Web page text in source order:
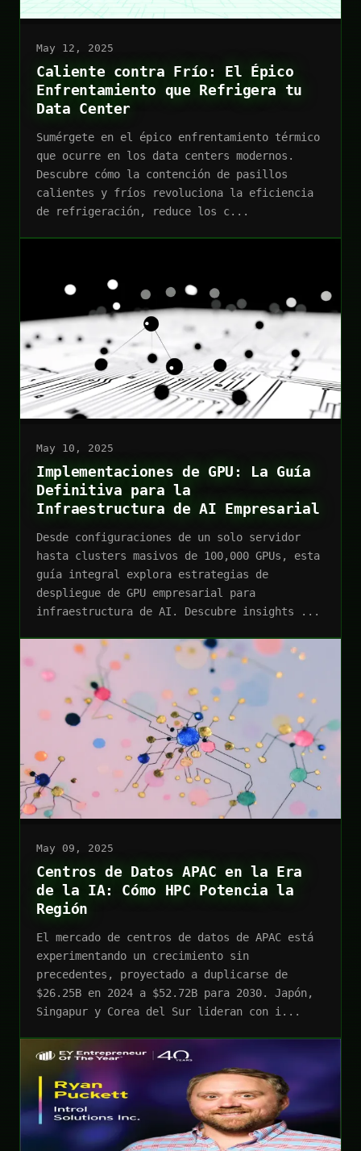
May 12, 2025
Caliente contra Frío: El Épico
Enfrentamiento que Refrigera tu
Data Center
Sumérgete en el épico enfrentamiento térmico
que ocurre en los data centers modernos.
Descubre cómo la contención de pasillos
calientes y fríos revoluciona la eficiencia
de refrigeración, reduce los c...
May 10, 2025
Implementaciones de GPU: La Guía
Definitiva para la
Infraestructura de AI Empresarial
Desde configuraciones de un solo servidor
hasta clusters masivos de 100,000 GPUs, esta
guía integral explora estrategias de
despliegue de GPU empresarial para
infraestructura de AI. Descubre insights ...
May 09, 2025
Centros de Datos APAC en la Era
de la IA: Cómo HPC Potencia la
Región
El mercado de centros de datos de APAC está
experimentando un crecimiento sin
precedentes, proyectado a duplicarse de
$26.25B en 2024 a $52.72B para 2030. Japón,
Singapur y Corea del Sur lideran con i...